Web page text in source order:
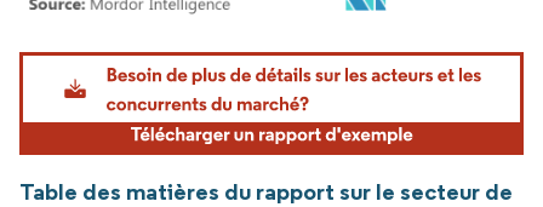
Image © Mordor Intelligence. La réutilisation nécessite une attribution sous CC BY
Table des matières du rapport sur le secteur de